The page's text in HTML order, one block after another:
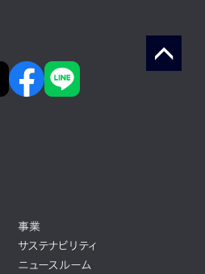
事業
サステナビリティ
ニュースルーム